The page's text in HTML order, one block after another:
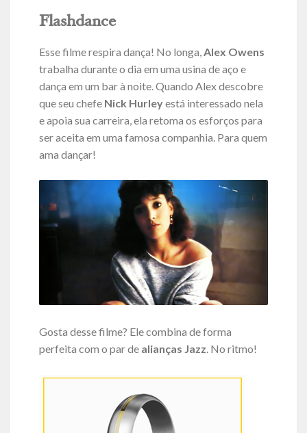
Flashdance
Esse filme respira dança! No longa, Alex Owens
trabalha durante o dia em uma usina de aço e
dança em um bar à noite. Quando Alex descobre
que seu chefe Nick Hurleyestá interessado nela
e apoia sua carreira, ela retoma os esforços para
ser aceita em uma famosa companhia. Para quem
ama dançar!
Gosta desse filme? Ele combina de forma
perfeita com o par de alianças Jazz. No ritmo!